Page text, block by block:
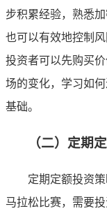
步积累经验，熟悉
也可以有效地控制
投资者可以先购买
场的变化，学习如
基础。
（二）定期
定期定额投资
马拉松比赛，需要